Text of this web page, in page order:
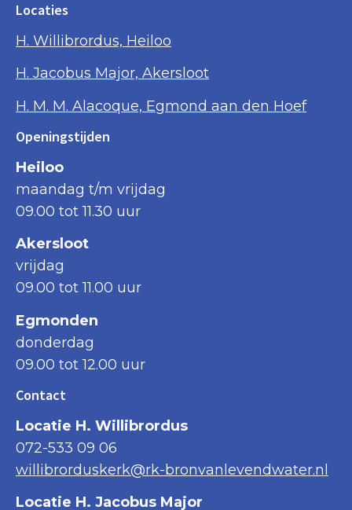
Locaties
H. Willibrordus, Heiloo
H. Jacobus Major, Akersloot
H. M. M. Alacoque, Egmond aan den Hoef
Openingstijden
Heiloo
maandag t/m vrijdag
09.00 tot 11.30 uur
Akersloot
vrijdag
09.00 tot 11.00 uur
Egmonden
donderdag
09.00 tot 12.00 uur
Contact
Locatie H. Willibrordus
072-533 09 06
willibrorduskerk@rk-bronvanlevendwater.nl
Locatie H. Jacobus Major